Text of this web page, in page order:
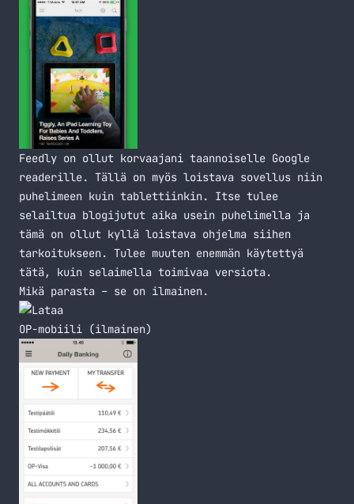
Feedly on ollut korvaajani taannoiselle Google
readerille. Tällä on myös loistava sovellus niin
puhelimeen kuin tablettiinkin. Itse tulee
selailtua blogijutut aika usein puhelimella ja
tämä on ollut kyllä loistava ohjelma siihen
tarkoitukseen. Tulee muuten enemmän käytettyä
tätä, kuin selaimella toimivaa versiota.
Mikä parasta – se on ilmainen.
OP-mobiili (ilmainen)